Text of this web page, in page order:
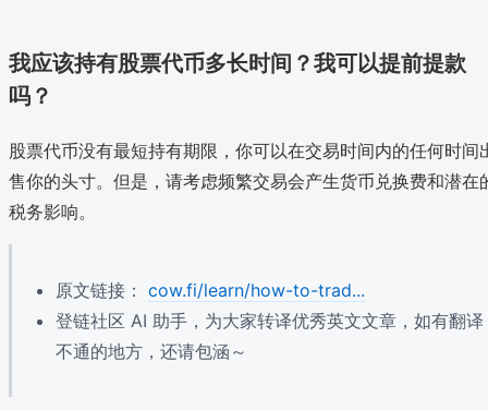
我应该持有股票代币多长时间？我可以提前提款
吗？
股票代币没有最短持有期限，你可以在交易时间内的任何时间
售你的头寸。但是，请考虑频繁交易会产生货币兑换费和潜在
税务影响。
原文链接： cow.fi/learn/how-to-trad...
登链社区 AI 助手，为大家转译优秀英文文章，如有翻译
不通的地方，还请包涵～